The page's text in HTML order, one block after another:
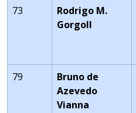
73
Rodrigo M.
Gorgoll
79
Bruno de
Azevedo
Vianna